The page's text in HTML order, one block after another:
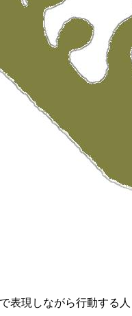
表現しながら行動する人